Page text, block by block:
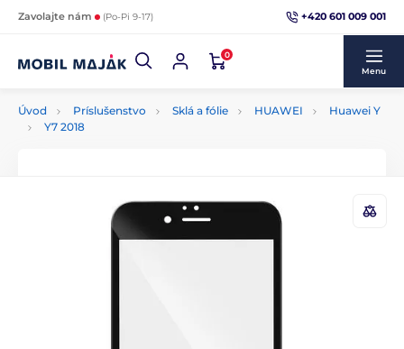
Zavolajte nám (Po-Pi 9-17) +420 601 009 001
0
Menu
Úvod Príslušenstvo Sklá a fólie HUAWEI
Huawei Y
Y7 2018